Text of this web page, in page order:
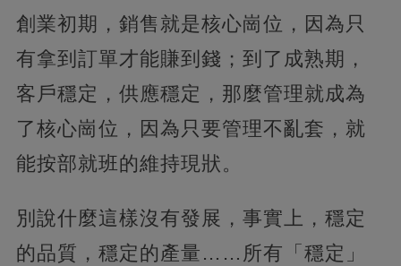
創業初期，銷售就是核心崗位，因為只
有拿到訂單才能賺到錢；到了成熟期，
客戶穩定，供應穩定，那麼管理就成為
了核心崗位，因為只要管理不亂套，就
能按部就班的維持現狀。
別說什麼這樣沒有發展，事實上，穩定
的品質，穩定的產量……所有「穩定」